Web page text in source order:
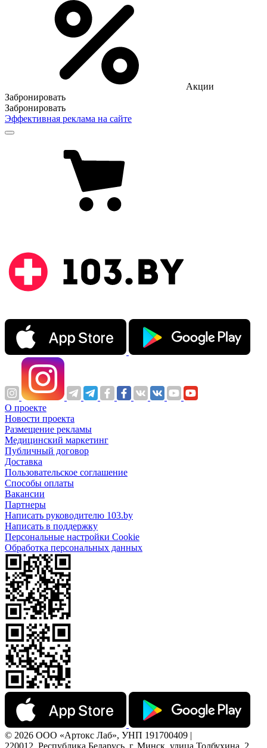
Акции
Забронировать
Забронировать
Эффективная реклама на сайте
О проекте
Новости проекта
Размещение рекламы
Медицинский маркетинг
Публичный договор
Доставка
Пользовательское соглашение
Способы оплаты
Вакансии
Партнеры
Написать руководителю 103.by
Написать в поддержку
Персональные настройки Cookie
Обработка персональных данных
© 2026 ООО «Артокс Лаб», УНП 191700409 |
220012, Республика Беларусь, г. Минск, улица Толбухина, 2,